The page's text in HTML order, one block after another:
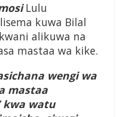
Lulu
kuwa Bilal
alikuwa na
mastaa wa kike.
wengi wa
mastaa
kwa watu